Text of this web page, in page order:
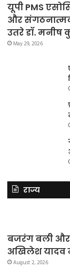
यूपी PMS
और
उतरे डॉ. मनीष
May 29, 2026
राज्य
बजरंग बली और
अखिलेश यादव
August 2, 2026